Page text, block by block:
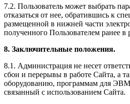
7.2. Пользователь может выбрать
отказаться от нее, обратившись к
размещенной в нижней части
полученного Пользователем ранее в
8. Заключительные положения.
8.1. Администрация не несет
сбои и перерывы в работе Сайта, а
оборудованию, программам для
связанный с использованием Сайта.